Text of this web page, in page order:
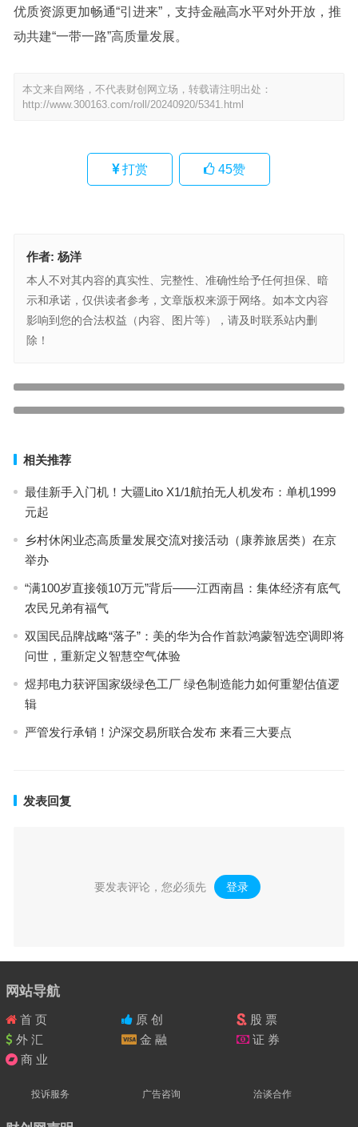
优质资源更加畅通“引进来”，支持金融高水平对外开放，推
动共建“一带一路”高质量发展。
本文来自网络，不代表财创网立场，转载请注明出处：
http://www.300163.com/roll/20240920/5341.html
打赏 45赞
作者: 杨洋
本人不对其内容的真实性、完整性、准确性给予任何担保、暗
示和承诺，仅供读者参考，文章版权来源于网络。如本文内容
影响到您的合法权益（内容、图片等），请及时联系站内删
除！
相关推荐
最佳新手入门机！大疆Lito X1/1航拍无人机发布：单机1999
元起
乡村休闲业态高质量发展交流对接活动（康养旅居类）在京
举办
“满100岁直接领10万元”背后——江西南昌：集体经济有底气
农民兄弟有福气
双国民品牌战略“落子”：美的华为合作首款鸿蒙智选空调即将
问世，重新定义智慧空气体验
煜邦电力获评国家级绿色工厂 绿色制造能力如何重塑估值逻
辑
严管发行承销！沪深交易所联合发布 来看三大要点
发表回复
要发表评论，您必须先 登录 。
网站导航
首 页 原 创
股 票
外 汇
金 融
证 券
商 业
投诉服务 广告咨询 洽谈合作